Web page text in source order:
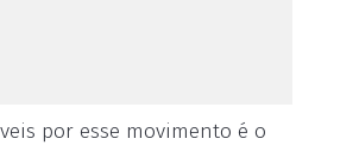
por esse movimento é o